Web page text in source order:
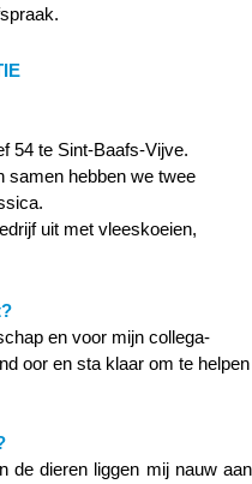
54 te Sint-Baafs-Vijve.
samen hebben we twee
uit met vleeskoeien,
en voor mijn collega-
oor en sta klaar om te helpen
de dieren liggen mij nauw aan